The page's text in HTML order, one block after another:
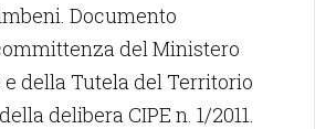
Documento
del Ministero
e della Tutela del Territorio
delibera CIPE n. 1/2011.